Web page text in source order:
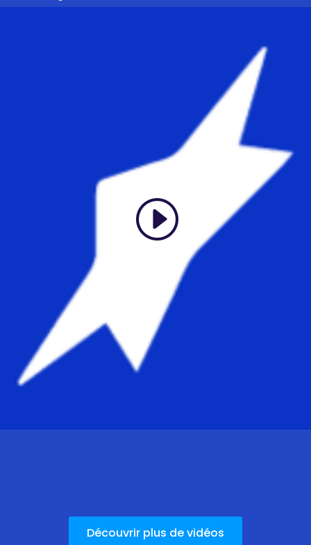
Découvrir plus de vidéos